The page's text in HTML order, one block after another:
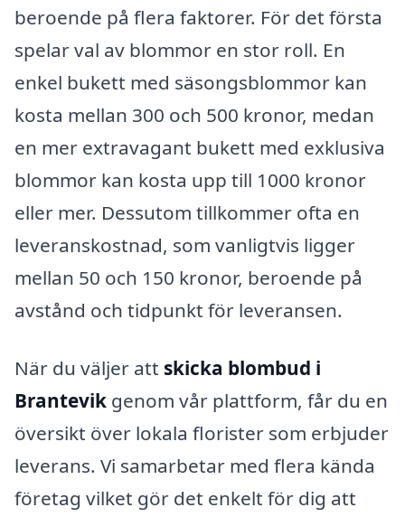
beroende på flera faktorer. För det första
spelar val av blommor en stor roll. En
enkel bukett med säsongsblommor kan
kosta mellan 300 och 500 kronor, medan
en mer extravagant bukett med exklusiva
blommor kan kosta upp till 1000 kronor
eller mer. Dessutom tillkommer ofta en
leveranskostnad, som vanligtvis ligger
mellan 50 och 150 kronor, beroende på
avstånd och tidpunkt för leveransen.
När du väljer att skicka blombud i
Brantevik genom vår plattform, får du en
översikt över lokala florister som erbjuder
leverans. Vi samarbetar med flera kända
företag vilket gör det enkelt för dig att